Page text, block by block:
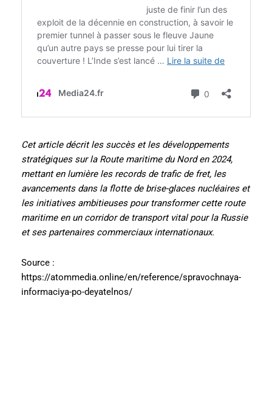
Cet article décrit les succès et les développements
stratégiques sur la Route maritime du Nord en 2024,
mettant en lumière les records de trafic de fret, les
avancements dans la flotte de brise-glaces nucléaires et
les initiatives ambitieuses pour transformer cette route
maritime en un corridor de transport vital pour la Russie
et ses partenaires commerciaux internationaux.
Source :
https://atommedia.online/en/reference/spravochnaya-
informaciya-po-deyatelnos/